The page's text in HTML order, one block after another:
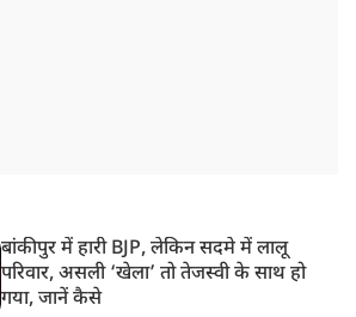
बांकीपुर में हारी BJP, लेकिन सदमे में लालू
परिवार, असली ‘खेला’ तो तेजस्वी के साथ हो
गया, जानें कैसे